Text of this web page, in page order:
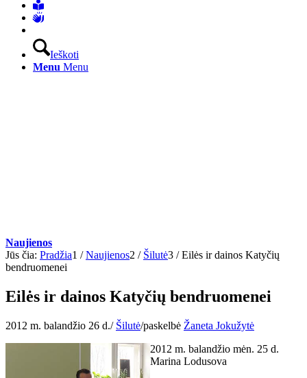
Ieškoti
Menu Menu
Naujienos
Jūs čia: Pradžia1 / Naujienos2 / Šilutė3 / Eilės ir dainos Katyčių
bendruomenei
Eilės ir dainos Katyčių bendruomenei
2012 m. balandžio 26 d./ Šilutė/paskelbė Žaneta Jokužytė
2012 m. balandžio mėn. 25 d.
Marina Lodusova